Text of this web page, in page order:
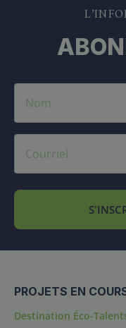
PROJETS EN
Destination Éco-